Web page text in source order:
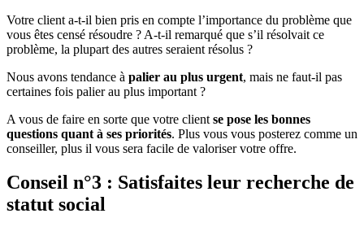
Votre client a-t-il bien pris en compte l’importance du problème que
vous êtes censé résoudre ? A-t-il remarqué que s’il résolvait ce
problème, la plupart des autres seraient résolus ?
Nous avons tendance à palier au plus urgent, mais ne faut-il pas
certaines fois palier au plus important ?
A vous de faire en sorte que votre client se pose les bonnes
questions quant à ses priorités. Plus vous vous posterez comme un
conseiller, plus il vous sera facile de valoriser votre offre.
Conseil n°3 : Satisfaites leur recherche de
statut social